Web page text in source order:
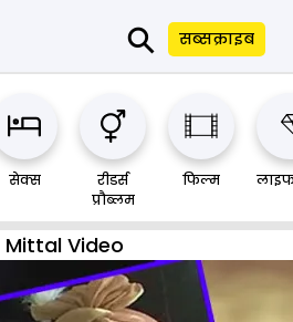
⚲ सब्सक्राइब
सेक्स
रीडर्स
प्रौब्लम
फिल्म
Mittal Video